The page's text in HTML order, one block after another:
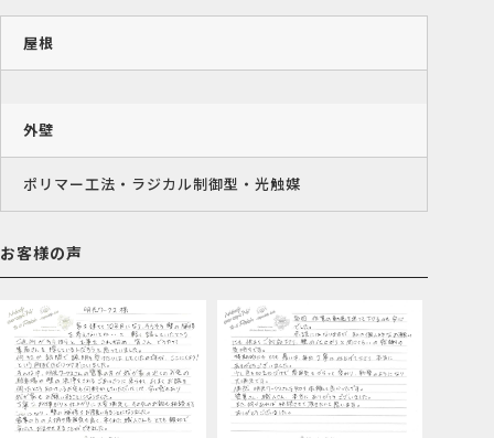
屋根
外壁
ポリマー工法・ラジカル制御型・光触媒
お客様の声